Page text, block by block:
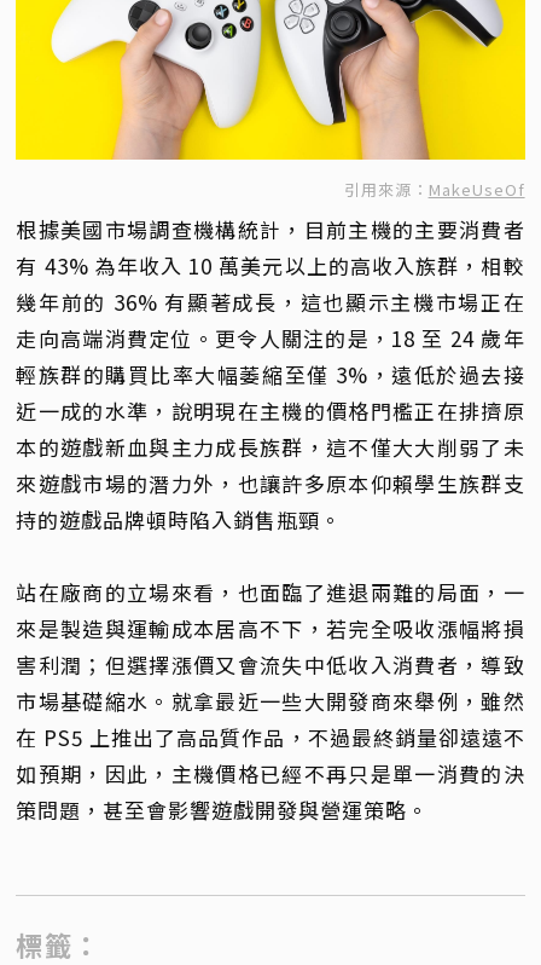
引用來源： MakeUseOf
根據美國市場調查機構統計，目前主機的主要消費者
有 43% 為年收入 10 萬美元以上的高收入族群，相較
幾年前的 36% 有顯著成長，這也顯示主機市場正在
走向高端消費定位。更令人關注的是，18 至 24 歲年
輕族群的購買比率大幅萎縮至僅 3%，遠低於過去接
近一成的水準，說明現在主機的價格門檻正在排擠原
本的遊戲新血與主力成長族群，這不僅大大削弱了未
來遊戲市場的潛力外，也讓許多原本仰賴學生族群支
持的遊戲品牌頓時陷入銷售瓶頸。
站在廠商的立場來看，也面臨了進退兩難的局面，一
來是製造與運輸成本居高不下，若完全吸收漲幅將損
害利潤；但選擇漲價又會流失中低收入消費者，導致
市場基礎縮水。就拿最近一些大開發商來舉例，雖然
在 PS5 上推出了高品質作品，不過最終銷量卻遠遠不
如預期，因此，主機價格已經不再只是單一消費的決
策問題，甚至會影響遊戲開發與營運策略。
標籤：